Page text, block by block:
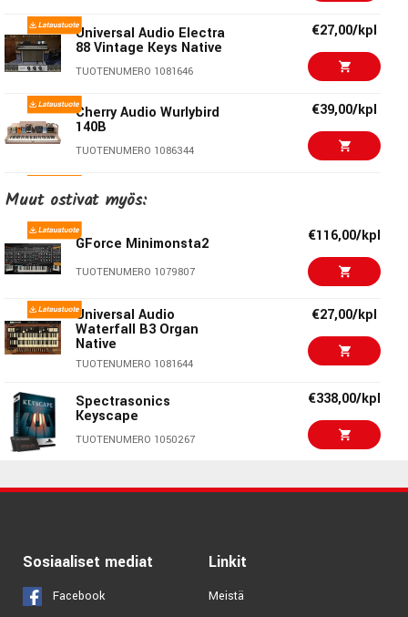
Record classic Minimoog textures in real time with near-
zero latency
Get ultra-realistic and responsive Minimoog sounds with
Create otherworldly sounds with Moog’s signature self-
oscillation and extreme resonance
Take advantage of custom mods including switchable
note priority, legato, extra LFO, and more
Enjoy perpetual plug-in ownership without restrictions
Universal Audio Electra
88 Vintage Keys Native
TUOTENUMERO 1081646
€27,00/kpl
Cherry Audio Wurlybird
140B
TUOTENUMERO 1086344
€39,00/kpl
AIR Solina
TUOTENUMERO 1082233
Universal Audio LUNA
TUOTENUMERO 1094204
€95,00/kpl
Moog Mariana €35,00/kpl
Cherry Audio MiniVerse €45,00/kpl
Muut ostivat myös:
GForce Minimonsta2
TUOTENUMERO 1079807
€116,00/kpl
Universal Audio
Waterfall B3 Organ
Native
TUOTENUMERO 1081644
€27,00/kpl
Spectrasonics
Keyscape
TUOTENUMERO 1050267
€338,00/kpl
Melodyne 5 Essential
Staccato AI PRO
TUOTENUMERO 1098375
Sosiaaliset mediat
Facebook
Linkit
Meistä